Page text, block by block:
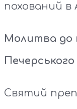
похований в
Молитва до
Печерського
Святий